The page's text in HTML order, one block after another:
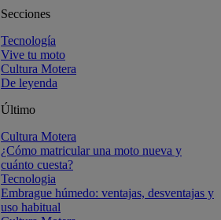
Secciones
Tecnología
Vive tu moto
Cultura Motera
De leyenda
Último
Cultura Motera
¿Cómo matricular una moto nueva y
cuánto cuesta?
Tecnologia
Embrague húmedo: ventajas, desventajas y
uso habitual